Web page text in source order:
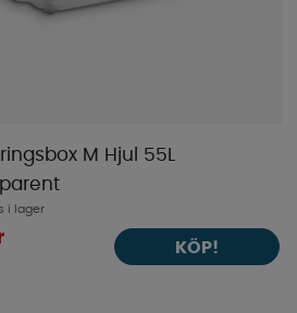
M Hjul 55L
i lager
KÖP!